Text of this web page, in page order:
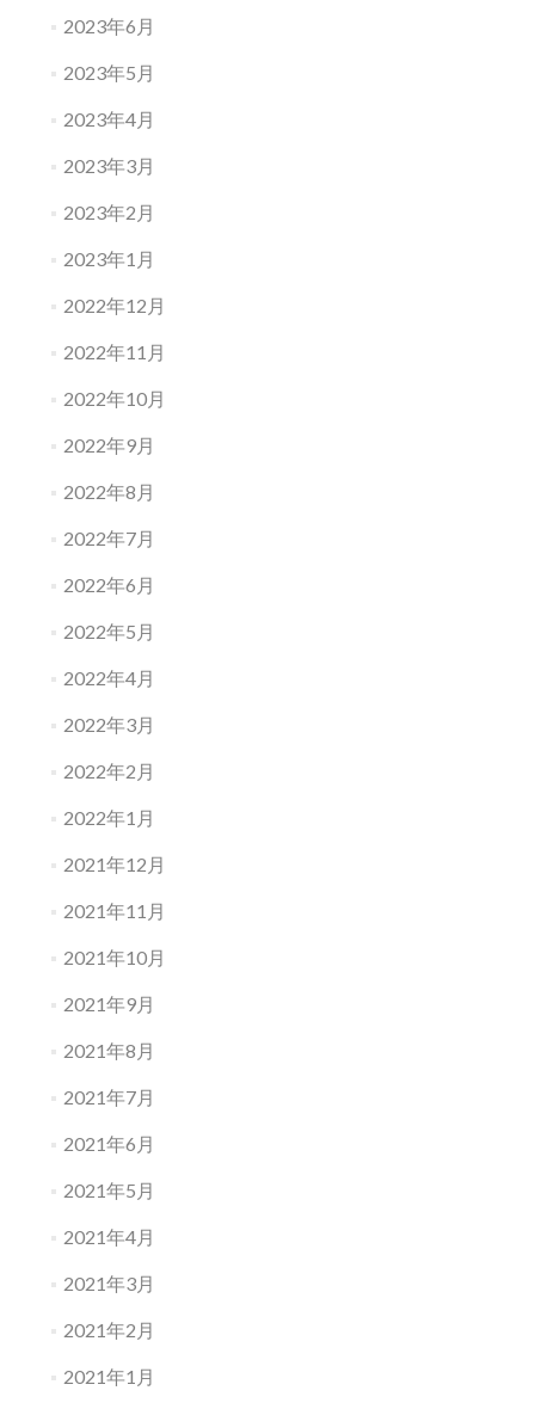
2023年6月
2023年5月
2023年4月
2023年3月
2023年2月
2023年1月
2022年12月
2022年11月
2022年10月
2022年9月
2022年8月
2022年7月
2022年6月
2022年5月
2022年4月
2022年3月
2022年2月
2022年1月
2021年12月
2021年11月
2021年10月
2021年9月
2021年8月
2021年7月
2021年6月
2021年5月
2021年4月
2021年3月
2021年2月
2021年1月